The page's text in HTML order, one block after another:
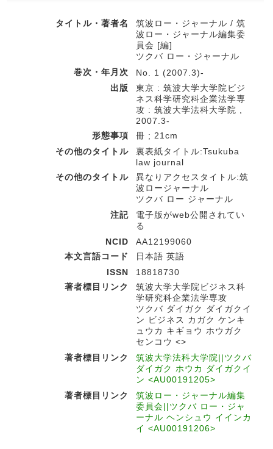
タイトル・著者名
筑波ロー・ジャーナル / 筑
波ロー・ジャーナル編集委
員会 [編]
ツクバ ロー・ジャーナル
巻次・年月次
No. 1 (2007.3)-
出版
東京 : 筑波大学大学院ビジ
ネス科学研究科企業法学専
攻 : 筑波大学法科大学院 ,
2007.3-
形態事項
冊 ; 21cm
その他のタイトル
裏表紙タイトル:Tsukuba
law journal
その他のタイトル
異なりアクセスタイトル:筑
波ロージャーナル
ツクバ ロー ジャーナル
注記
電子版がweb公開されてい
る
NCID
AA12199060
本文言語コード
日本語 英語
ISSN
18818730
著者標目リンク
筑波大学大学院ビジネス科
学研究科企業法学専攻
ツクバ ダイガク ダイガクイ
ン ビジネス カガク ケンキ
ュウカ キギョウ ホウガク
センコウ <>
著者標目リンク
筑波大学法科大学院||ツクバ
ダイガク ホウカ ダイガクイ
ン <AU00191205>
著者標目リンク
筑波ロー・ジャーナル編集
委員会||ツクバ ロー・ジャ
ーナル ヘンシュウ イインカ
イ <AU00191206>